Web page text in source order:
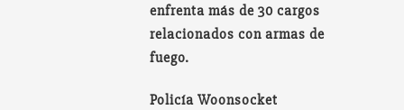
enfrenta más de 30 cargos
relacionados con armas de
fuego.
Policía Woonsocket